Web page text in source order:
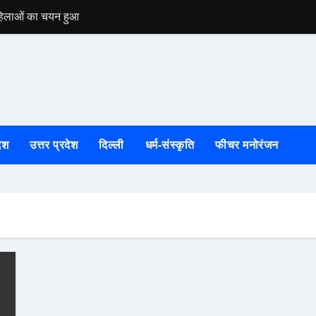
का चयन हुआ
उत्तर प्रदेश दिल्ली धर्म-संस्कृति फीचर मनोरंजन